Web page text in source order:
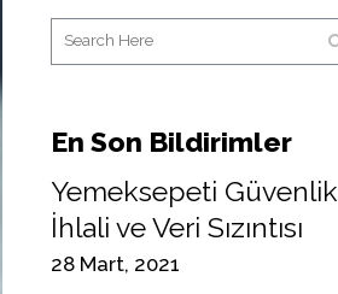
En Son Bildirimler
Yemeksepeti Güvenlik
İhlali ve Veri Sızıntısı
28 Mart, 2021